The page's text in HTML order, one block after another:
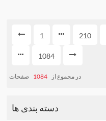
1 210
1084
در مجموع از 1084 صفحات
دسته بندی ها